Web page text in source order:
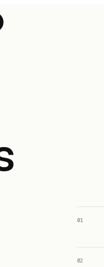
01
02